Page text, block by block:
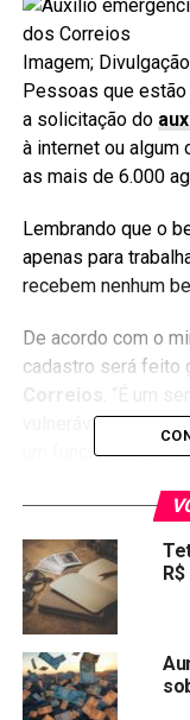
Imagem; Divulgação
Pessoas que
a solicitação do
à internet ou algum
as mais de 6.000
Lembrando que o
apenas para
recebem nenhum
De acordo com o
cadastro será feito
vulneráveis, que
um funcionário dos
compromisso, que
determinou, de que
afirmou o ministro.
CALENDÁRIO
OsCorreios
contágio pelo novo